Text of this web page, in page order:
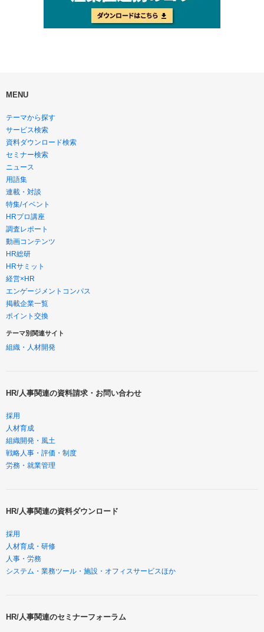
MENU
テーマから探す
サービス検索
資料ダウンロード検索
セミナー検索
ニュース
用語集
連載・対談
特集/イベント
HRプロ講座
調査レポート
動画コンテンツ
HR総研
HRサミット
経営×HR
エンゲージメントコンパス
掲載企業一覧
ポイント交換
テーマ別関連サイト
組織・人材開発
HR/人事関連の資料請求・お問い合わせ
採用
人材育成
組織開発・風土
戦略人事・評価・制度
労務・就業管理
HR/人事関連の資料ダウンロード
採用
人材育成・研修
人事・労務
システム・業務ツール・施設・オフィスサービスほか
HR/人事関連のセミナーフォーラム